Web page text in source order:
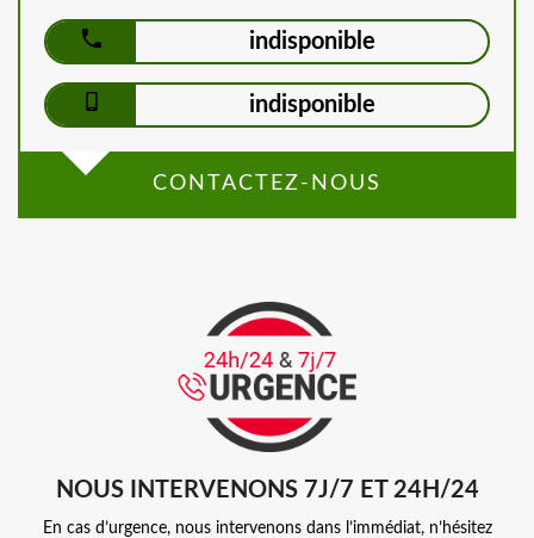
indisponible
indisponible
CONTACTEZ-NOUS
NOUS INTERVENONS 7J/7 ET 24H/24
En cas d’urgence, nous intervenons dans l’immédiat, n’hésitez